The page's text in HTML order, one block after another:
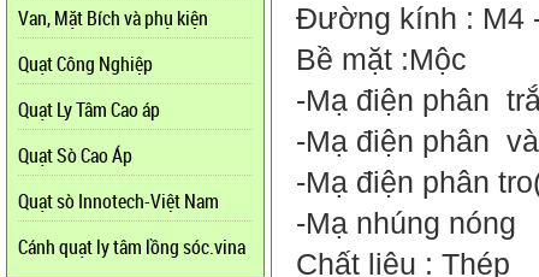
Van, Mặt Bích và phụ kiện
Quạt Công Nghiệp
Quạt Ly Tâm Cao áp
Quạt Sò Cao Áp
Quạt sò Innotech-Việt Nam
Cánh quạt ly tâm lồng sóc.vina
Đường kính : M4
Bề mặt :Mộc
-Mạ điện phân
-Mạ điện phân
-Mạ điện phân
-Mạ nhúng nóng
Chất liệu : Thép